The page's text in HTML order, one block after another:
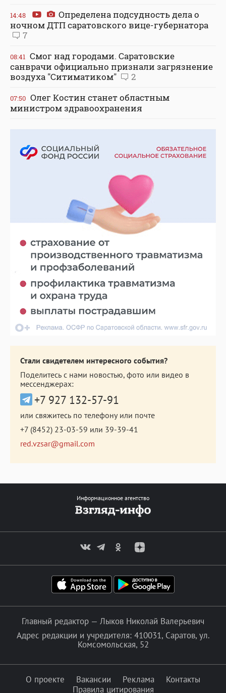
14:48
Определена подсудность дела о
ночном ДТП саратовского вице-губернатора
7
08:41 Смог над городами. Саратовские
санврачи официально признали загрязнение
воздуха "Ситиматиком"
2
07:50 Олег Костин станет областным
министром здравоохранения
Стали свидетелем интересного события?
Поделитесь с нами новостью, фото или видео в
мессенджерах:
+7 927 132-57-91
или свяжитесь по телефону или почте
+7 (8452) 23-03-59 или 39-39-41
red.vzsar@gmail.com
Информационное агентство
Главный редактор — Лыков Николай Валерьевич
Адрес редакции и учредителя: 410031, Саратов, ул.
Комсомольская, 52
О проекте Вакансии Реклама
Контакты
Правила цитирования